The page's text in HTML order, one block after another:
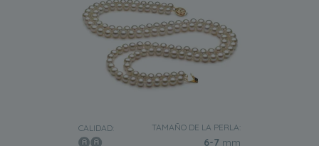
CALIDAD: TAMAÑO DE LA PERLA:
6-7 mm